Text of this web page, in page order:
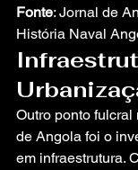
Fonte: Jornal de
História Naval
Outro ponto
de Angola foi o
em infraestrutura.